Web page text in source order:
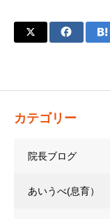
カテゴリー
院長ブログ
あいうべ(息育）